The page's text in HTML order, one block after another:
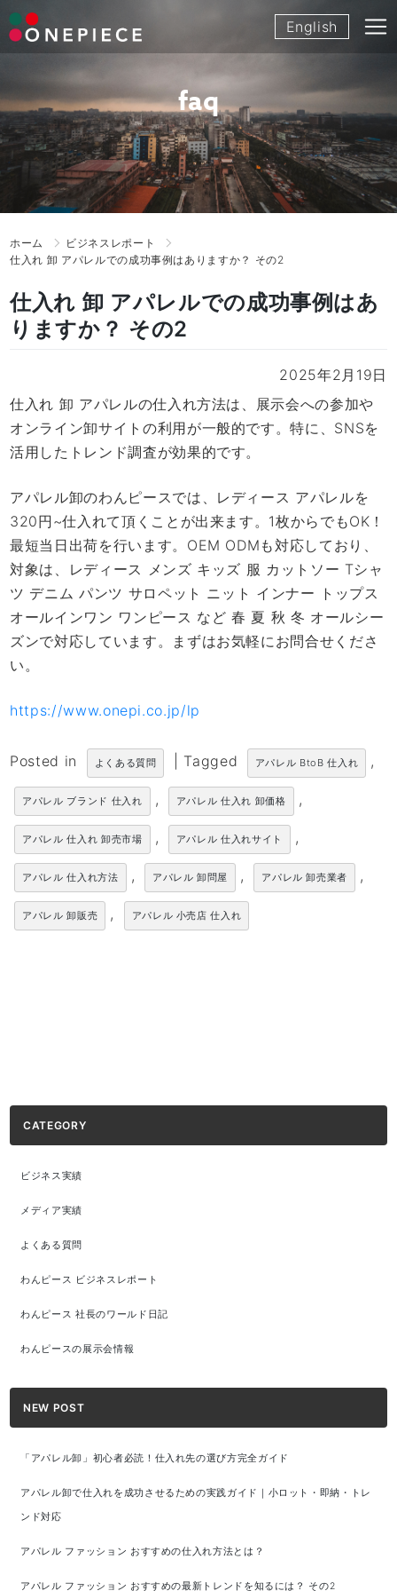
Skip
to
English
faq
ホーム
ビジネスレポート
仕入れ 卸 アパレルでの成功事例はありますか？ その2
仕入れ 卸 アパレルでの成功事例はあ
りますか？ その2
2025年2月19日
仕入れ 卸 アパレルの仕入れ方法は、展示会への参加や
オンライン卸サイトの利用が一般的です。特に、SNSを
活用したトレンド調査が効果的です。
アパレル卸のわんピースでは、レディース アパレルを
320円~仕入れて頂くことが出来ます。1枚からでもOK！
最短当日出荷を行います。OEM ODMも対応しており、
対象は、レディース メンズ キッズ 服 カットソー Tシャ
ツ デニム パンツ サロペット ニット インナー トップス
オールインワン ワンピース など 春 夏 秋 冬 オールシー
ズンで対応しています。まずはお気軽にお問合せくださ
い。
https://www.onepi.co.jp/lp
Posted in よくある質問 Tagged アパレル BtoB 仕入れ ,
アパレル ブランド 仕入れ , アパレル 仕入れ 卸価格 ,
アパレル 仕入れ 卸売市場 , アパレル 仕入れサイト ,
アパレル 仕入れ方法 , アパレル 卸問屋 , アパレル 卸売業者 ,
アパレル 卸販売 , アパレル 小売店 仕入れ
CATEGORY
ビジネス実績
メディア実績
よくある質問
わんピース ビジネスレポート
わんピース 社長のワールド日記
わんピースの展示会情報
NEW POST
「アパレル卸」初心者必読！仕入れ先の選び方完全ガイド
アパレル卸で仕入れを成功させるための実践ガイド｜小ロット・即納・トレ
ンド対応
アパレル ファッション おすすめの仕入れ方法とは？
アパレル ファッション おすすめの最新トレンドを知るには？ その2